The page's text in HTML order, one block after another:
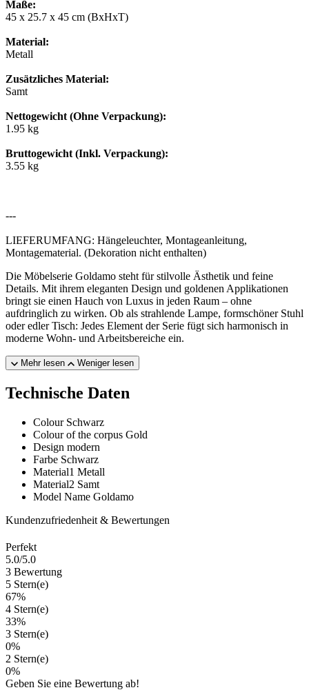
Maße:
45 x 25.7 x 45 cm (BxHxT)
Material:
Metall
Zusätzliches Material:
Samt
Nettogewicht (Ohne Verpackung):
1.95 kg
Bruttogewicht (Inkl. Verpackung):
3.55 kg
---
LIEFERUMFANG: Hängeleuchter, Montageanleitung,
Montagematerial. (Dekoration nicht enthalten)
Die Möbelserie Goldamo steht für stilvolle Ästhetik und feine
Details. Mit ihrem eleganten Design und goldenen Applikationen
bringt sie einen Hauch von Luxus in jeden Raum – ohne
aufdringlich zu wirken. Ob als strahlende Lampe, formschöner Stuhl
oder edler Tisch: Jedes Element der Serie fügt sich harmonisch in
moderne Wohn- und Arbeitsbereiche ein.
Mehr lesen Weniger lesen
Technische Daten
Colour Schwarz
Colour of the corpus Gold
Design modern
Farbe Schwarz
Material1 Metall
Material2 Samt
Model Name Goldamo
Kundenzufriedenheit & Bewertungen
Perfekt
5.0/5.0
3 Bewertung
5 Stern(e)
67%
4 Stern(e)
33%
3 Stern(e)
0%
2 Stern(e)
0%
Geben Sie eine Bewertung ab!